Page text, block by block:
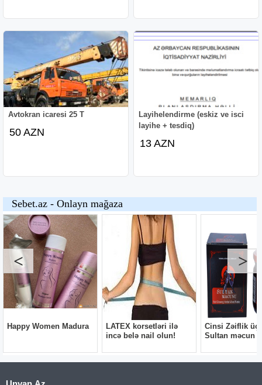
Avtokran icaresi 25 T
50 AZN
Layihelendirme (eskiz ve isci
layihe + tesdiq)
13 AZN